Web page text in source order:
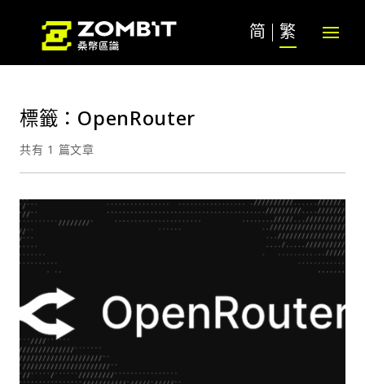
简 繁
標籤：OpenRouter
共有 1 篇文章